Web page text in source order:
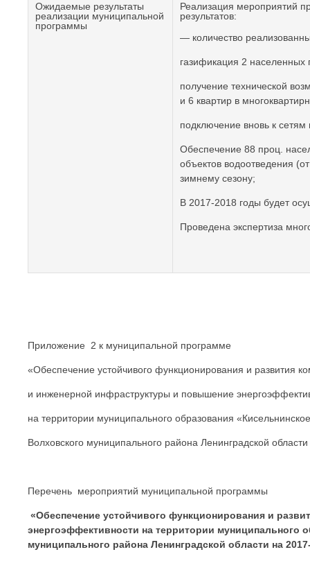
Ожидаемые результаты
реализации муниципальной
программы
Реализация мероприятий
результатов:
— количество
газификация 2 населенных
получение технической
и 6 квартир в
подключение вновь к
Обеспечение 88 проц.
объектов водоотведения
зимнему сезону;
В 2017-2018 годы будет
Проведена экспертиза
Приложение 2 к муниципальной программе
«Обеспечение устойчивого функционирования и развития
и инженерной инфраструктуры и повышение
на территории муниципального образования
Волховского муниципального района Ленинградской
Перечень мероприятий муниципальной программы
«Обеспечение устойчивого функционирования и
энергоэффективности на территории муниципального
муниципального района Ленинградской области на